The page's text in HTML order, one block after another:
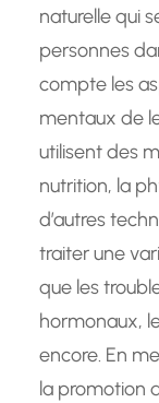
naturelle qui
personnes
compte les
mentaux de
utilisent des
nutrition, la
d’autres
traiter une
que les
hormonaux,
encore. En
la promotion